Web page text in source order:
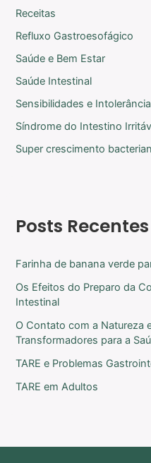
Receitas
Refluxo Gastroesofágico
Saúde e Bem Estar
Saúde Intestinal
Sensibilidades e
Síndrome do Intestino
Super crescimento
Posts Recentes
Farinha de banana verde
Os Efeitos do Preparo da
Intestinal
O Contato com a Natureza
Transformadores para a
TARE e Problemas
TARE em Adultos